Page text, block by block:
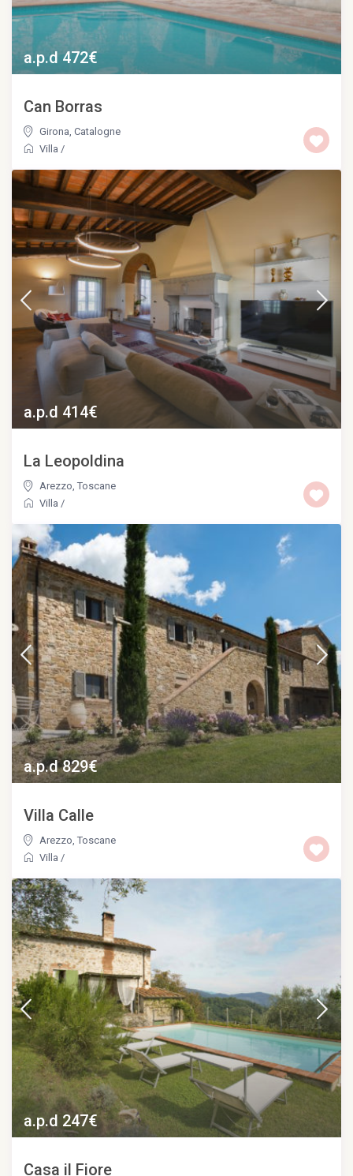
a.p.d 472€
Can Borras
Girona ,Catalogne
Villa /
a.p.d 414€
La Leopoldina
Arezzo ,Toscane
Villa /
a.p.d 829€
Villa Calle
Arezzo ,Toscane
Villa /
a.p.d 247€
Casa il Fiore